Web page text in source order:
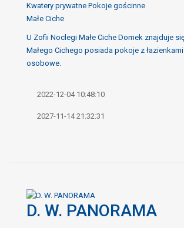
Kwatery prywatne Pokoje gościnne
Małe Ciche
U Zofii Noclegi Małe Ciche Domek znajduje
Małego Cichego posiada pokoje z łazienkami
osobowe.
2022-12-04 10:48:10
2027-11-14 21:32:31
D. W. PANORAMA